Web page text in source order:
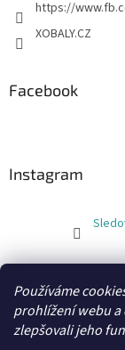
Používáme
prohlížení webu a
zlepšovali jeho
https://
XOBALY.CZ
Facebook
Instagram